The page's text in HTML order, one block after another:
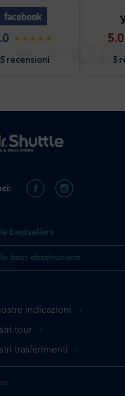
recensioni
5.0
5
che state
la
bestsellers
best destinations
indicazioni
tour
trasferimenti